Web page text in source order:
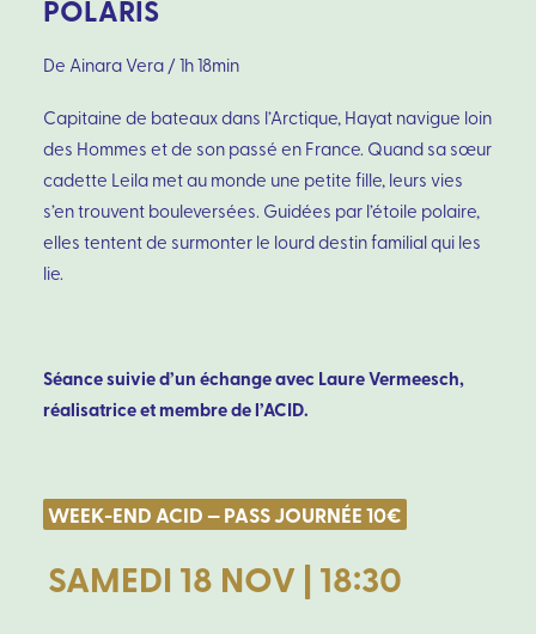
POLARIS
De Ainara Vera / 1h 18min
Capitaine de bateaux dans l’Arctique, Hayat navigue loin
des Hommes et de son passé en France. Quand sa sœur
cadette Leila met au monde une petite fille, leurs vies
s’en trouvent bouleversées. Guidées par l’étoile polaire,
elles tentent de surmonter le lourd destin familial qui les
lie.
Séance suivie d’un échange avec Laure Vermeesch,
réalisatrice et membre de l’ACID.
WEEK-END ACID — PASS JOURNÉE 10€
SAMEDI 18 NOV | 18:30